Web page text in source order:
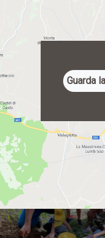
Guarda